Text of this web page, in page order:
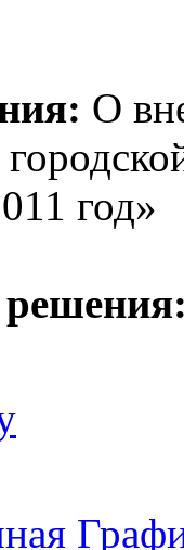
О
год»